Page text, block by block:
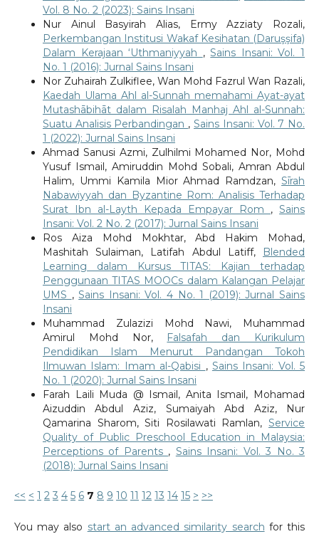
Vol. 8 No. 2 (2023): Sains Insani
Nur Ainul Basyirah Alias, Ermy Azziaty Rozali,
Perkembangan Institusi Wakaf Kesihatan (Daruşşifa)
Dalam Kerajaan ‘Uthmaniyyah ,Sains Insani: Vol. 1
No. 1 (2016): Jurnal Sains Insani
Nor Zuhairah Zulkiflee, Wan Mohd Fazrul Wan Razali,
Kaedah Ulama Ahl al-Sunnah memahami Ayat-ayat
Mutashābihāt dalam Risalah Manhaj Ahl al-Sunnah:
Suatu Analisis Perbandingan ,Sains Insani: Vol. 7 No.
1 (2022): Jurnal Sains Insani
Ahmad Sanusi Azmi, Zulhilmi Mohamed Nor, Mohd
Yusuf Ismail, Amiruddin Mohd Sobali, Amran Abdul
Halim, Ummi Kamila Mior Ahmad Ramdzan,Sīrah
Nabawiyyah dan Byzantine Rom: Analisis Terhadap
Surat Ibn al-Layth Kepada Empayar Rom ,Sains
Insani: Vol. 2 No. 2 (2017): Jurnal Sains Insani
Ros Aiza Mohd Mokhtar, Abd Hakim Mohad,
Mashitah Sulaiman, Latifah Abdul Latiff,
Blended
Learning dalam Kursus TITAS: Kajian terhadap
Penggunaan TITAS MOOCs dalam Kalangan Pelajar
UMS ,Sains Insani: Vol. 4 No. 1 (2019): Jurnal Sains
Insani
Muhammad Zulazizi Mohd Nawi, Muhammad
Amirul Mohd Nor, Falsafah dan Kurikulum
Pendidikan Islam Menurut Pandangan Tokoh
Ilmuwan Islam: Imam al-Qabisi , Sains Insani: Vol. 5
No. 1 (2020): Jurnal Sains Insani
Farah Laili Muda @ Ismail, Anita Ismail, Mohamad
Aizuddin Abdul Aziz, Sumaiyah Abd Aziz, Nur
Qamarina Sharom, Siti Rosilawati Ramlan,Service
Quality of Public Preschool Education in Malaysia:
Perceptions of Parents , Sains Insani: Vol. 3 No. 3
(2018): Jurnal Sains Insani
<< < 1 2 3 4 5 6 7 8 9 10 11 12 13 14 15 > >>
You may also start an advanced similarity search for this